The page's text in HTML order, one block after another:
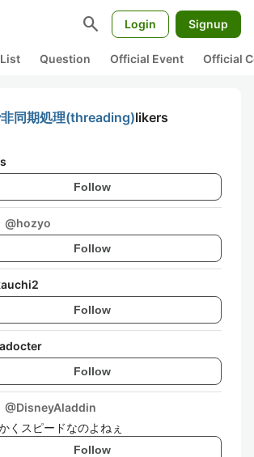
search Login Signup
Question Official Event Official
同期処理(threading)likers
Follow
@hozyo
Follow
Follow
Follow
@DisneyAladdin
くスピードなのよねぇ
Follow